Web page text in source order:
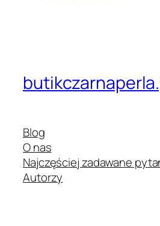
Blog
O nas
Najczęściej zadawane
Autorzy